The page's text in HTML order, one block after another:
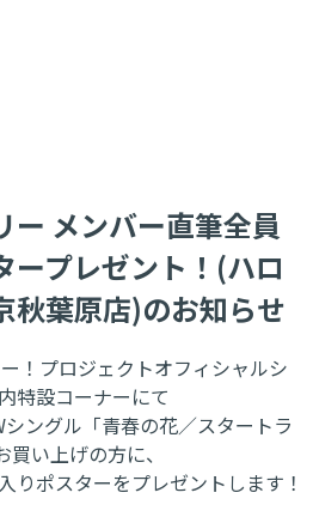
ー メンバー直筆全員
ープレゼント！(ハロ
秋葉原店)のお知らせ
！プロジェクトオフィシャルシ
特設コーナーにて
ングル「青春の花／スタートラ
い上げの方に、
りポスターをプレゼントします！